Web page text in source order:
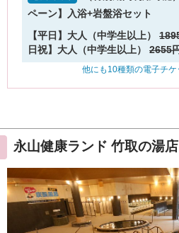
永山健康ランド 竹取の湯店